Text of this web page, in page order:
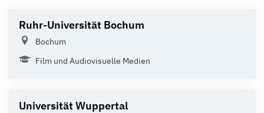
Ruhr-Universität Bochum
Bochum
Film und Audiovisuelle Medien
Universität Wuppertal